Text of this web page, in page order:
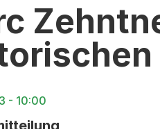
- 10:00